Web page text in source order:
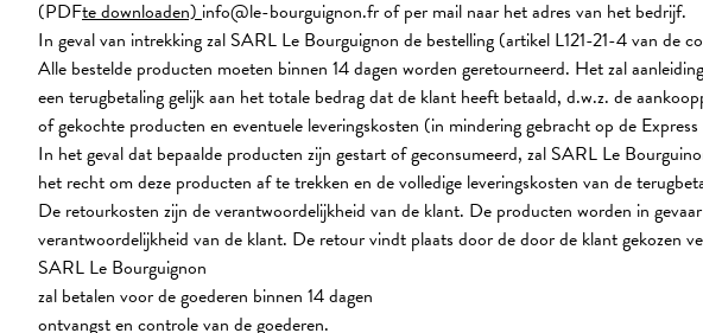
(PDFte downloaden)info@le-bourguignon.fr of per mail naar het adres van het bedrijf.
In geval van intrekking zal SARL Le Bourguignon de bestelling (artikel L121-21-4 van de
Alle bestelde producten moeten binnen 14 dagen worden geretourneerd. Het zal
een terugbetaling gelijk aan het totale bedrag dat de klant heeft betaald, d.w.z. de
of gekochte producten en eventuele leveringskosten (in mindering gebracht op de Express
In het geval dat bepaalde producten zijn gestart of geconsumeerd, zal SARL Le
het recht om deze producten af te trekken en de volledige leveringskosten van de
De retourkosten zijn de verantwoordelijkheid van de klant. De producten worden in
verantwoordelijkheid van de klant. De retour vindt plaats door de door de klant gekozen
SARL Le Bourguignon
zal betalen voor de goederen binnen 14 dagen
ontvangst en controle van de goederen.